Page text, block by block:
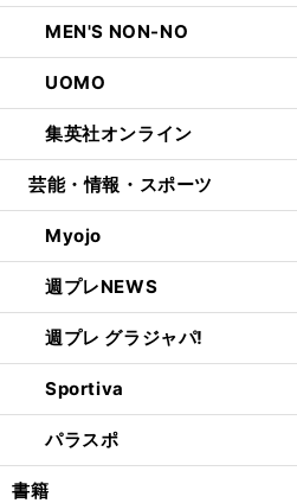
MEN'S NON-NO
UOMO
集英社オンライン
芸能・情報・スポーツ
Myojo
週プレNEWS
週プレ グラジャパ!
Sportiva
パラスポ
書籍